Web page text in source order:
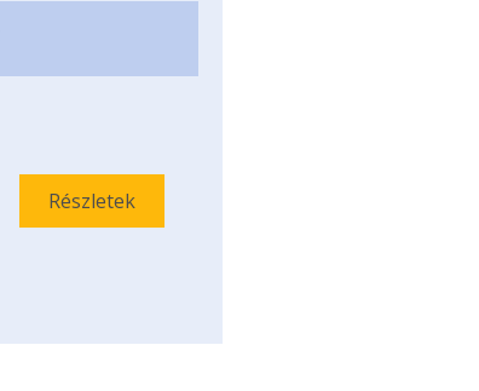
Részletek